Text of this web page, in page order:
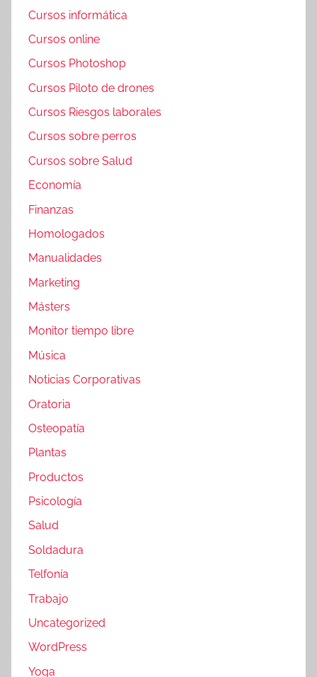
Cursos informática
Cursos online
Cursos Photoshop
Cursos Piloto de drones
Cursos Riesgos laborales
Cursos sobre perros
Cursos sobre Salud
Economía
Finanzas
Homologados
Manualidades
Marketing
Másters
Monitor tiempo libre
Música
Noticias Corporativas
Oratoria
Osteopatía
Plantas
Productos
Psicología
Salud
Soldadura
Telfonía
Trabajo
Uncategorized
WordPress
Yoga